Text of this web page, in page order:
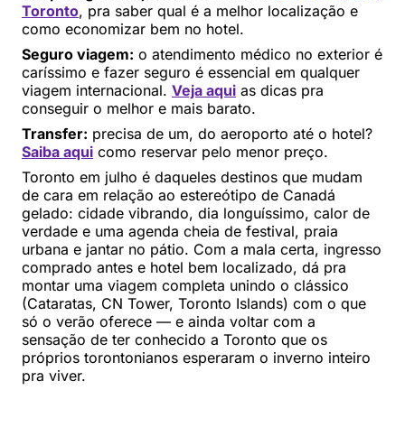
Toronto, pra saber qual é a melhor localização e
como economizar bem no hotel.
Seguro viagem: o atendimento médico no exterior é
caríssimo e fazer seguro é essencial em qualquer
viagem internacional. Veja aqui as dicas pra
conseguir o melhor e mais barato.
Transfer: precisa de um, do aeroporto até o hotel?
Saiba aqui como reservar pelo menor preço.
Toronto em julho é daqueles destinos que mudam
de cara em relação ao estereótipo de Canadá
gelado: cidade vibrando, dia longuíssimo, calor de
verdade e uma agenda cheia de festival, praia
urbana e jantar no pátio. Com a mala certa, ingresso
comprado antes e hotel bem localizado, dá pra
montar uma viagem completa unindo o clássico
(Cataratas, CN Tower, Toronto Islands) com o que
só o verão oferece — e ainda voltar com a
sensação de ter conhecido a Toronto que os
próprios torontonianos esperaram o inverno inteiro
pra viver.